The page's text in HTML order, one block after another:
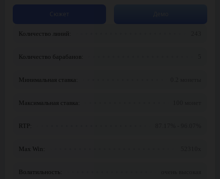
Количество линий:
Количество барабанов:
Минимальная ставка:
Максимальная ставка:
RTP:
Max Win:
Волатильность:
Сюжет